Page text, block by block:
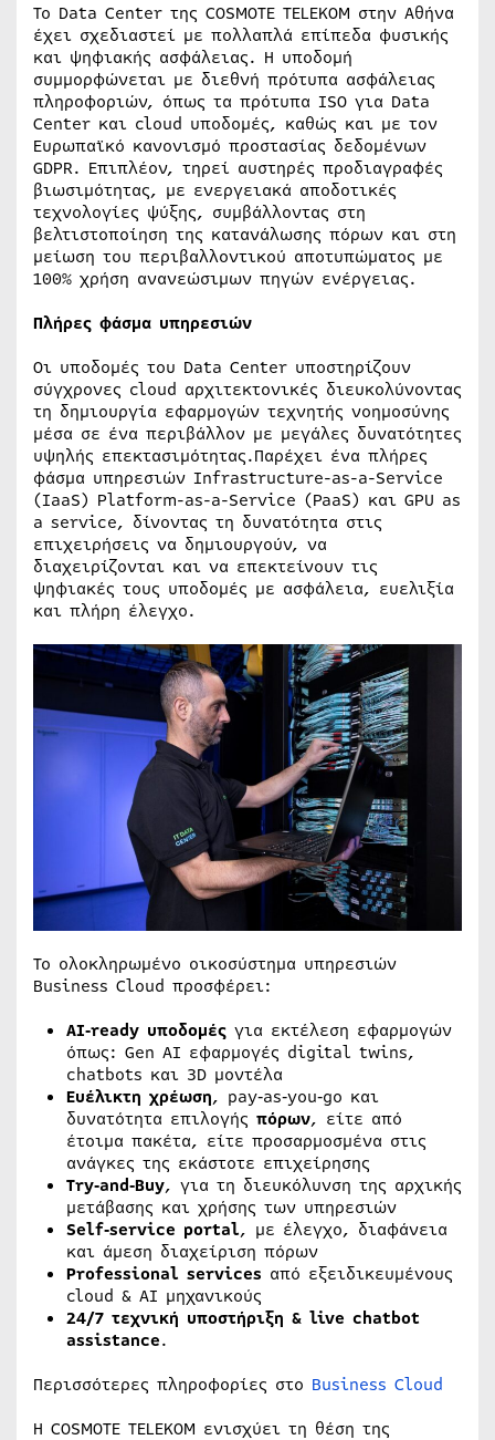
Το Data Center της COSMOTE TELEKOM στην Αθήνα
έχει σχεδιαστεί με πολλαπλά επίπεδα φυσικής
και ψηφιακής ασφάλειας. Η υποδομή
συμμορφώνεται με διεθνή πρότυπα ασφάλειας
πληροφοριών, όπως τα πρότυπα ISO για Data
Center και cloud υποδομές, καθώς και με τον
Ευρωπαϊκό κανονισμό προστασίας δεδομένων
GDPR. Επιπλέον, τηρεί αυστηρές προδιαγραφές
βιωσιμότητας, με ενεργειακά αποδοτικές
τεχνολογίες ψύξης, συμβάλλοντας στη
βελτιστοποίηση της κατανάλωσης πόρων και στη
μείωση του περιβαλλοντικού αποτυπώματος με
100% χρήση ανανεώσιμων πηγών ενέργειας.
Πλήρες φάσμα υπηρεσιών
Οι υποδομές του Data Center υποστηρίζουν
σύγχρονες cloud αρχιτεκτονικές διευκολύνοντας
τη δημιουργία εφαρμογών τεχνητής νοημοσύνης
μέσα σε ένα περιβάλλον με μεγάλες δυνατότητες
υψηλής επεκτασιμότητας.Παρέχει ένα πλήρες
φάσμα υπηρεσιών Infrastructure-as-a-Service
(IaaS) Platform-as-a-Service (PaaS) και GPU as
a service, δίνοντας τη δυνατότητα στις
επιχειρήσεις να δημιουργούν, να
διαχειρίζονται και να επεκτείνουν τις
ψηφιακές τους υποδομές με ασφάλεια, ευελιξία
και πλήρη έλεγχο.
Το ολοκληρωμένο οικοσύστημα υπηρεσιών
Business Cloud προσφέρει:
AI‑ready υποδομές για εκτέλεση εφαρμογών
όπως: Gen AI εφαρμογές digital twins,
chatbots και 3D μοντέλα
Ευέλικτη χρέωση, pay‑as‑you‑go και
δυνατότητα επιλογής πόρων, είτε από
έτοιμα πακέτα, είτε προσαρμοσμένα στις
ανάγκες της εκάστοτε επιχείρησης
Try‑and‑Buy, για τη διευκόλυνση της αρχικής
μετάβασης και χρήσης των υπηρεσιών
Self‑service portal, με έλεγχο, διαφάνεια
και άμεση διαχείριση πόρων
Professional services από εξειδικευμένους
cloud & AI μηχανικούς
24/7 τεχνική υποστήριξη & live chatbot
assistance.
Περισσότερες πληροφορίες στο Business Cloud
Η COSMOTE TELEKOM ενισχύει τη θέση της